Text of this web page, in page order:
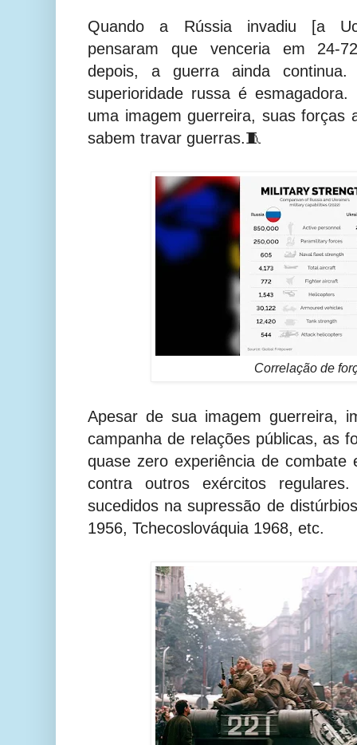
Quando a Rússia invadiu [a
pensaram que venceria em 24-
depois, a guerra ainda
superioridade russa é
uma imagem guerreira, suas forças
sabem travar guerras.🧵
Correlação de
Apesar de sua imagem guerreira,
campanha de relações públicas, as
quase zero experiência de combate
contra outros exércitos
sucedidos na supressão de
1956, Tchecoslováquia 1968, etc.